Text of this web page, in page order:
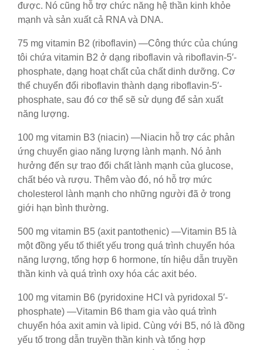
được. Nó cũng hỗ trợ chức năng hệ thần kinh khỏe
mạnh và sản xuất cả RNA và DNA.
75 mg vitamin B2 (riboflavin) —Công thức của chúng
tôi chứa vitamin B2 ở dạng riboflavin và riboflavin-5′-
phosphate, dạng hoạt chất của chất dinh dưỡng. Cơ
thể chuyển đổi riboflavin thành dạng riboflavin-5′-
phosphate, sau đó cơ thể sẽ sử dụng để sản xuất
năng lượng.
100 mg vitamin B3 (niacin) —Niacin hỗ trợ các phản
ứng chuyển giao năng lượng lành mạnh. Nó ảnh
hưởng đến sự trao đổi chất lành mạnh của glucose,
chất béo và rượu. Thêm vào đó, nó hỗ trợ mức
cholesterol lành mạnh cho những người đã ở trong
giới hạn bình thường.
500 mg vitamin B5 (axit pantothenic) —Vitamin B5 là
một đồng yếu tố thiết yếu trong quá trình chuyển hóa
năng lượng, tổng hợp 6 hormone, tín hiệu dẫn truyền
thần kinh và quá trình oxy hóa các axit béo.
100 mg vitamin B6 (pyridoxine HCI và pyridoxal 5′-
phosphate) —Vitamin B6 tham gia vào quá trình
chuyển hóa axit amin và lipid. Cùng với B5, nó là đồng
yếu tố trong dẫn truyền thần kinh và tổng hợp